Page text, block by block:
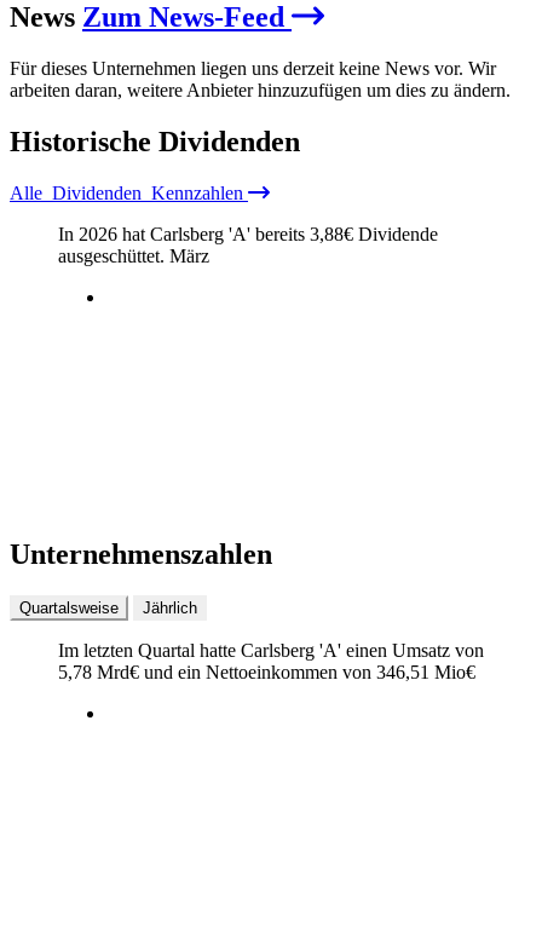
News Zum News-Feed
Für dieses Unternehmen liegen uns derzeit keine News vor. Wir
arbeiten daran, weitere Anbieter hinzuzufügen um dies zu ändern.
Historische Dividenden
Alle Dividenden Kennzahlen
In 2026 hat Carlsberg 'A' bereits 3,88€ Dividende
ausgeschüttet. März
Unternehmenszahlen
Quartalsweise Jährlich
Im letzten Quartal hatte Carlsberg 'A' einen Umsatz von
5,78 Mrd€ und ein Nettoeinkommen von 346,51 Mio€